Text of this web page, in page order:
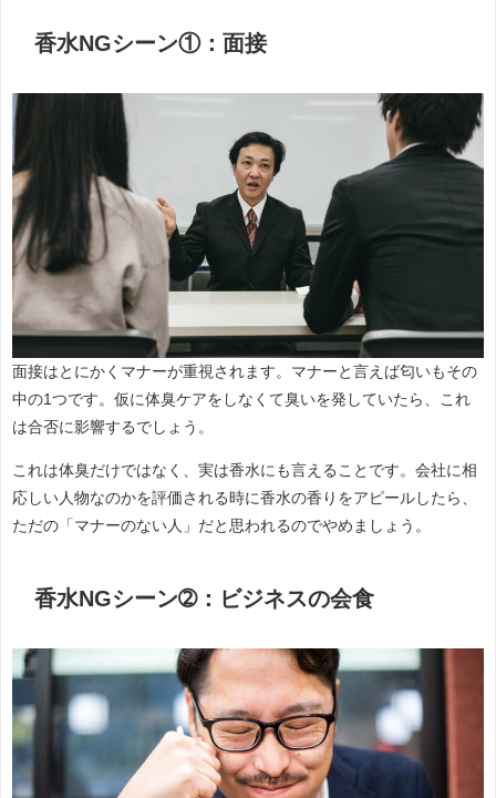
香水NGシーン①：面接
面接はとにかくマナーが重視されます。マナーと言えば匂いもその
中の1つです。仮に体臭ケアをしなくて臭いを発していたら、これ
は合否に影響するでしょう。
これは体臭だけではなく、実は香水にも言えることです。会社に相
応しい人物なのかを評価される時に香水の香りをアピールしたら、
ただの「マナーのない人」だと思われるのでやめましょう。
香水NGシーン➁：ビジネスの会食